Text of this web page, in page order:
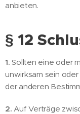
anbieten.
§ 12
1. Sollten eine oder
unwirksam sein
der anderen
2. Auf Verträge